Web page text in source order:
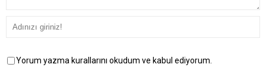
Yorum yazma kurallarını okudum ve kabul ediyorum.